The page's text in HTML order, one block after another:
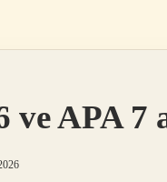
ve APA 7